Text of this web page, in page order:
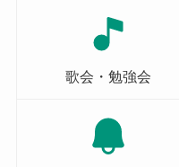
歌会・勉強会